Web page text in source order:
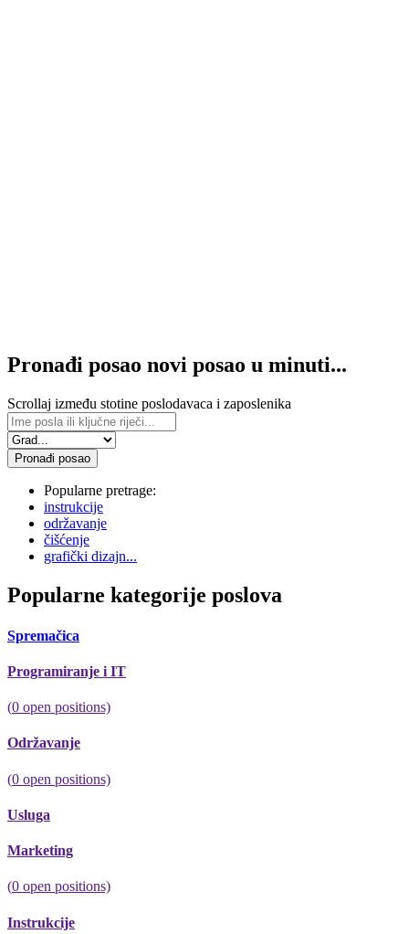
Pronađi posao novi posao u minuti...
Scrollaj između stotine poslodavaca i zaposlenika
Pronađi posao
Popularne pretrage:
instrukcije
održavanje
čišćenje
grafički dizajn...
Popularne kategorije poslova
Spremačica
Programiranje i IT
(0 open positions)
Održavanje
(0 open positions)
Usluga
Marketing
(0 open positions)
Instrukcije